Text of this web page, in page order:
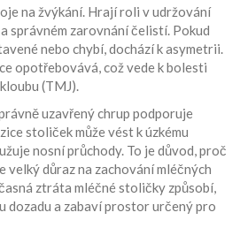
na žvýkání. Hrají roli v udržování
správném zarovnání čelistí. Pokud
nebo chybí, dochází k asymetrii.
opotřebovává, což vede k bolesti
(TMJ).
uzavřený chrup podporuje
stoliček může vést k úzkému
nosní průchody. To je důvod, proč
velký důraz na zachování mléčných
ztráta mléčné stoličky způsobí,
dozadu a zabaví prostor určený pro